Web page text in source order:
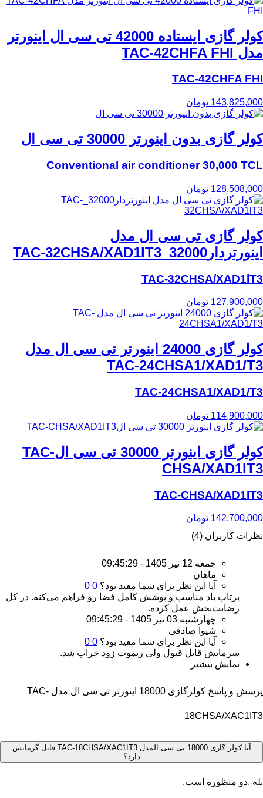
کولر گازی ایستاده 42000 تی سی ال اینورتر
مدل TAC-42CHFA FHI
TAC-42CHFA FHI
143,825,000 تومان
کولر گازی بدون اینورتر 30000 تی سی ال
Conventional air conditioner 30,000 TCL
128,508,000 تومان
کولر گازی تی سی ال مدل
اینورتردار32000_TAC-32CHSA/XAD1lT3
TAC-32CHSA/XAD1lT3
127,900,000 تومان
کولر گازی 24000 اینورتر تی سی ال مدل
TAC-24CHSA1/XAD1/T3
TAC-24CHSA1/XAD1/T3
114,900,000 تومان
کولر گازی اینورتر 30000 تی سی الTAC-
CHSA/XAD1IT3
TAC-CHSA/XAD1IT3
142,700,000 تومان
نظرات کاربران (4)
جمعه 12 تیر 1405 - 09:45:29
ماهان
آیا این نظر برای شما مفید بود؟ 0
0
پرتاب باد مناسب و پوشش کامل فضا رو فراهم می‌کنه. در کل
رضایت‌بخش عمل کرده.
چهارشنبه 03 تیر 1405 - 09:45:29
شیوا صادقی
آیا این نظر برای شما مفید بود؟ 0
0
سرمایش قابل قبول ولی ریموت زود خراب شد.
نمایش بیشتر
پرسش و پاسخ کولرگازی 18000 اینورتر تی سی ال مدل TAC-
18CHSA/XAC1IT3
آیا کولر گازی 18000 تی سی المدل TAC-18CHSA/XAC1IT3 قابل گرمایش
دارد؟
بله .دو منظوره است.